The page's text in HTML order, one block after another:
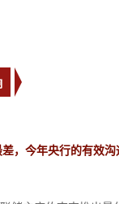
，今年央行的有效